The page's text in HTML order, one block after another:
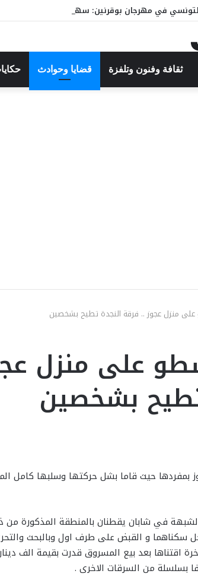
في مهرجان بوقرنين: سهرة تحتفي بالموروث
ثقافة وفنون وتلفزة قضايا وحوادث
منزل عجوز .. فرقة النجدة تطيح بشخصين
على منزل
بشخصين
بمفردها حيث قاما بشل حركتها وسلبها كامل
في شابان يقطنان بالمنطقة المذكورة من
سكناهما و القبض على طرف اول وبالبحث
اقتناها بعد بيع المسروق قدرت بقيمة الف
بسلسلة من السرقات الاخرى .